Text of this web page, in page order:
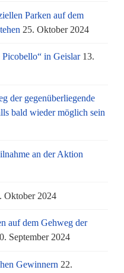
Parken auf dem
25. Oktober 2024
in Geislar 13.
der gegenüberliegende
bald wieder möglich sein
an der Aktion
Oktober 2024
auf dem Gehweg der
September 2024
Gewinnern 22.